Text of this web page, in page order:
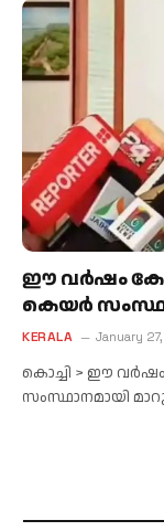
ഈ വർഷം
കെയർ
KERALA January
കൊച്ചി > ഈ
സംസ്ഥാനമായി